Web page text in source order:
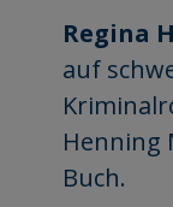
Regina
auf
Henning
Buch.